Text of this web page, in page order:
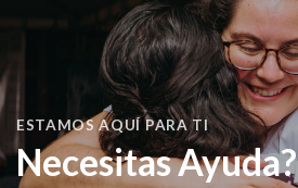
ESTAMOS AQUÍ PARA TI
Necesitas Ayuda?